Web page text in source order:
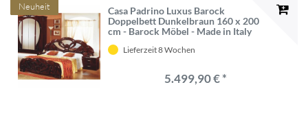
Neuheit
Casa Padrino Luxus Barock
Doppelbett Dunkelbraun 160 x 200
cm - Barock Möbel - Made in Italy
Lieferzeit 8 Wochen
5.499,90 € *